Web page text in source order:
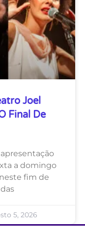
Joel
Final De
a domingo
fim de
5, 2026